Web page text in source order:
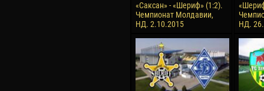
«Саксан» - «Шериф» (1:2).
Чемпионат Молдавии,
НД. 2.10.2015
НД.